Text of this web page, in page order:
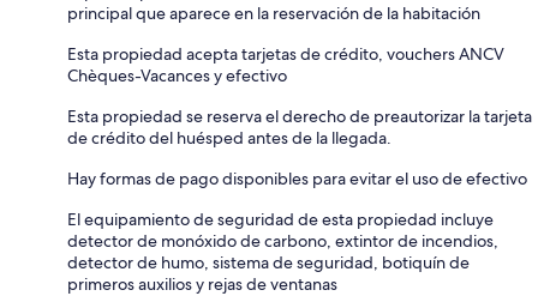
principal que aparece en la reservación de la habitación
Esta propiedad acepta tarjetas de crédito, vouchers ANCV
Chèques-Vacances y efectivo
Esta propiedad se reserva el derecho de preautorizar la tarjeta
de crédito del huésped antes de la llegada.
Hay formas de pago disponibles para evitar el uso de efectivo
El equipamiento de seguridad de esta propiedad incluye
detector de monóxido de carbono, extintor de incendios,
detector de humo, sistema de seguridad, botiquín de
primeros auxilios y rejas de ventanas